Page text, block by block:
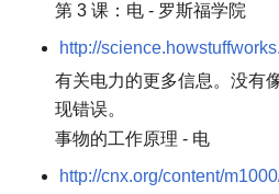
第 3 课：电 - 罗斯福学院
http://
有关电力的更多信息。没有
现错误。
事物的工作原理 - 电
http://cnx.org/content/